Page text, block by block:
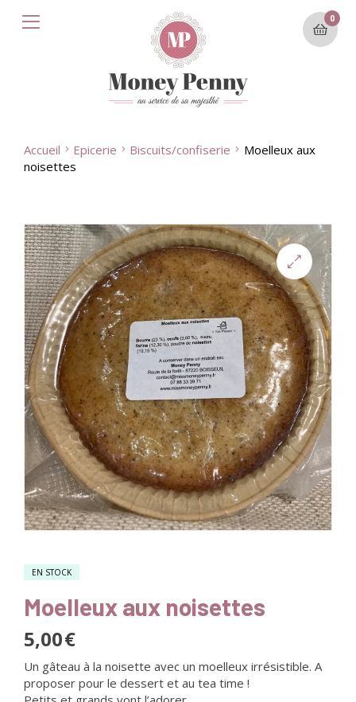
0
Accueil Epicerie Biscuits/confiserie
Moelleux aux
noisettes
🔍
EN STOCK
Moelleux aux noisettes
5,00€
Un gâteau à la noisette avec un moelleux irrésistible. A
proposer pour le dessert et au tea time !